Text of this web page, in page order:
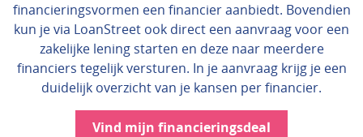
financieringsvormen een financier aanbiedt. Bovendien
kun je via LoanStreet ook direct een aanvraag voor een
zakelijke lening starten en deze naar meerdere
financiers tegelijk versturen. In je aanvraag krijg je een
duidelijk overzicht van je kansen per financier.
Vind mijn financieringsdeal